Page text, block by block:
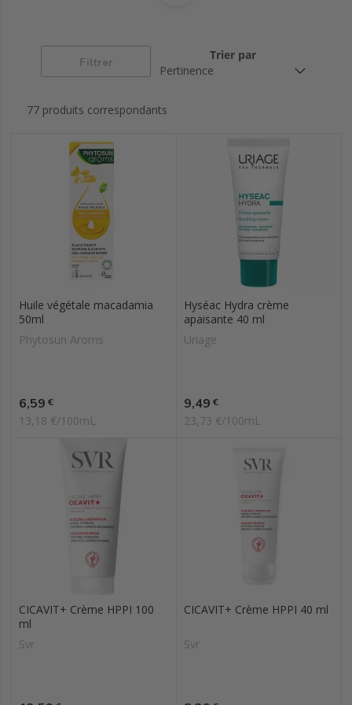
psoriasis
Filtrer
Trier par
77 produits correspondants
Huile végétale macadamia
50ml
Phytosun Aroms
Prix
6,59 €
13,18 €/100mL
Hyséac Hydra crème
apaisante 40 ml
Uriage
Prix
9,49 €
23,73 €/100mL
CICAVIT+ Crème HPPI 100
ml
Svr
CICAVIT+ Crème HPPI 40 ml
Svr